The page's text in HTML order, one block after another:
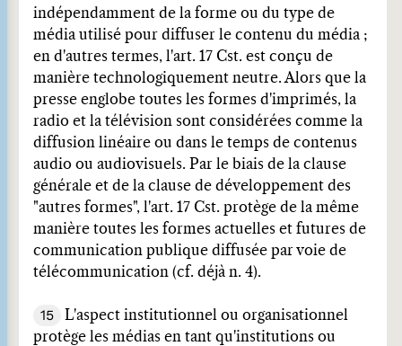
indépendamment de la forme ou du type de
média utilisé pour diffuser le contenu du média ;
en d'autres termes, l'art. 17 Cst. est conçu de
manière technologiquement neutre. Alors que la
presse englobe toutes les formes d'imprimés, la
radio et la télévision sont considérées comme la
diffusion linéaire ou dans le temps de contenus
audio ou audiovisuels. Par le biais de la clause
générale et de la clause de développement des
"autres formes", l'art. 17 Cst. protège de la même
manière toutes les formes actuelles et futures de
communication publique diffusée par voie de
télécommunication (cf. déjà n. 4).
15
L'aspect institutionnel ou organisationnel
protège les médias en tant qu'institutions ou